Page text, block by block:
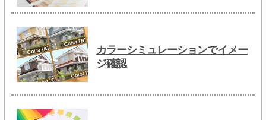
カラーシミュレーションでイメー
ジ確認